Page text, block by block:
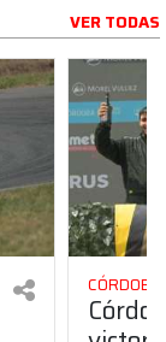
VER TODAS